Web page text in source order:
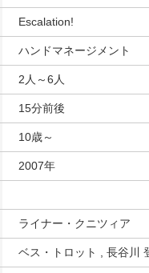
Escalation!
ハンドマネージメント
2人～6人
15分前後
10歳～
2007年
ライナー・クニツィア
ベス・トロット , 長谷川